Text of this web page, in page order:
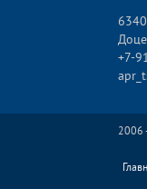
+7-
2006